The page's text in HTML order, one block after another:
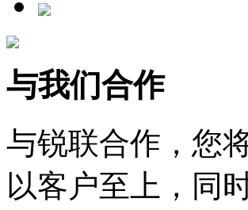
与我们合作
与锐联合作，您
以客户至上，同